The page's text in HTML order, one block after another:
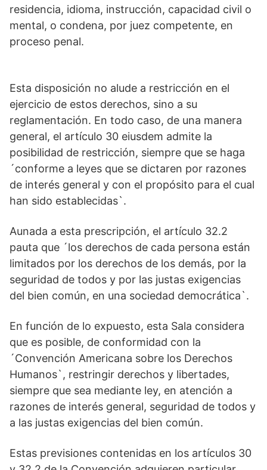
residencia, idioma, instrucción, capacidad civil o
mental, o condena, por juez competente, en
proceso penal.
Esta disposición no alude a restricción en el
ejercicio de estos derechos, sino a su
reglamentación. En todo caso, de una manera
general, el artículo 30 eiusdem admite la
posibilidad de restricción, siempre que se haga
´conforme a leyes que se dictaren por razones
de interés general y con el propósito para el cual
han sido establecidas`.
Aunada a esta prescripción, el artículo 32.2
pauta que ´los derechos de cada persona están
limitados por los derechos de los demás, por la
seguridad de todos y por las justas exigencias
del bien común, en una sociedad democrática`.
En función de lo expuesto, esta Sala considera
que es posible, de conformidad con la
´Convención Americana sobre los Derechos
Humanos`, restringir derechos y libertades,
siempre que sea mediante ley, en atención a
razones de interés general, seguridad de todos y
a las justas exigencias del bien común.
Estas previsiones contenidas en los artículos 30